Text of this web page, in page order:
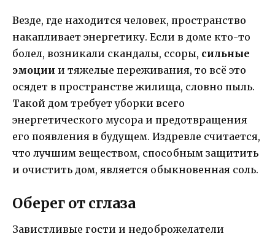
Везде, где находится человек, пространство
накапливает энергетику. Если в доме кто-то
болел, возникали скандалы, ссоры, сильные
эмоции и тяжелые переживания, то всё это
осядет в пространстве жилища, словно пыль.
Такой дом требует уборки всего
энергетического мусора и предотвращения
его появления в будущем. Издревле считается,
что лучшим веществом, способным защитить
и очистить дом, является обыкновенная соль.
Оберег от сглаза
Завистливые гости и недоброжелатели